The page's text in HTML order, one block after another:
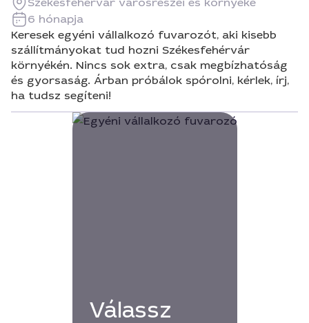
6 hónapja
Keresek egyéni vállalkozó fuvarozót, aki kisebb
szállítmányokat tud hozni Székesfehérvár
környékén. Nincs sok extra, csak megbízhatóság
és gyorsaság. Árban próbálok spórolni, kérlek, írj,
ha tudsz segíteni!
Válassz